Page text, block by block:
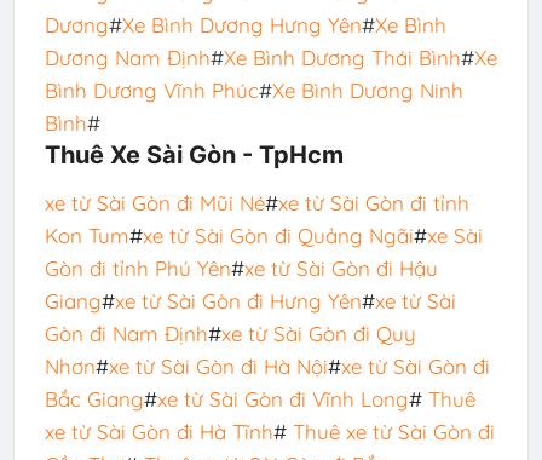
Dương#Xe Bình Dương Hưng Yên#Xe Bình
Dương Nam Định#Xe Bình Dương Thái Bình#Xe
Bình Dương Vĩnh Phúc#Xe Bình Dương Ninh
Bình#
Thuê Xe Sài Gòn - TpHcm
xe từ Sài Gòn đi Mũi Né#xe từ Sài Gòn đi tỉnh
Kon Tum#xe từ Sài Gòn đi Quảng Ngãi#xe Sài
Gòn đi tỉnh Phú Yên#xe từ Sài Gòn đi Hậu
Giang#xe từ Sài Gòn đi Hưng Yên#xe từ Sài
Gòn đi Nam Định#xe từ Sài Gòn đi Quy
Nhơn#xe từ Sài Gòn đi Hà Nội#xe từ Sài Gòn đi
Bắc Giang#xe từ Sài Gòn đi Vĩnh Long# Thuê
xe từ Sài Gòn đi Hà Tĩnh# Thuê xe từ Sài Gòn đi